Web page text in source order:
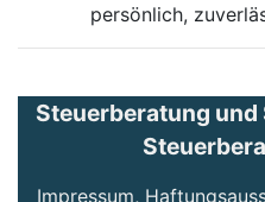
persönlich,
Steuerberatung
Impressum,